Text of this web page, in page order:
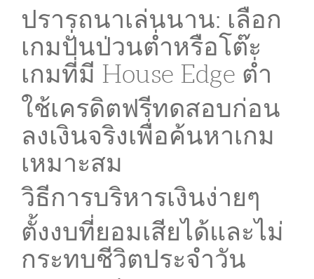
ปรารถนาเล่นนาน: เลือก
เกมปั่นป่วนต่ำหรือโต๊ะ
เกมที่มี House Edge ต่ำ
ใช้เครดิตฟรีทดสอบก่อน
ลงเงินจริงเพื่อค้นหาเกม
เหมาะสม
วิธีการบริหารเงินง่ายๆ
ตั้งงบที่ยอมเสียได้และไม่
กระทบชีวิตประจำวัน